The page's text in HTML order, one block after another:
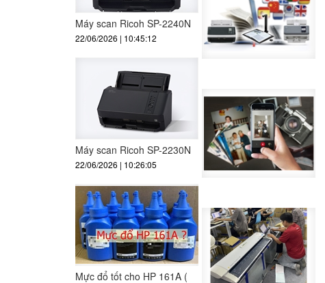
Máy scan Ricoh SP-2240N
22/06/2026 | 10:45:12
Máy scan Ricoh SP-2230N
22/06/2026 | 10:26:05
Mực đổ tốt cho HP 161A (